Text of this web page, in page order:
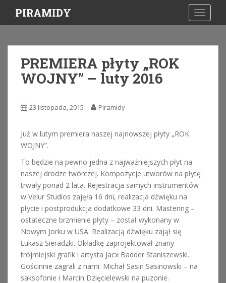
i
PIRAMIDY
PREMIERA płyty „ROK
WOJNY” – luty 2016
23 listopada, 2015 Piramidy
Już w lutym premiera naszej najnowszej płyty „ROK
WOJNY”.
To będzie na pewno jedna z najważniejszych płyt na
naszej drodze twórczej. Kompozycje utworów na płytę
trwały ponad 2 lata. Rejestracja samych instrumentów
w Velur Studios zajęła 16 dni, realizacja dźwięku na
płycie i postprodukcja dodatkowe 33 dni. Mastering –
ostateczne brzmienie płyty – został wykonany w
Nowym Jorku w USA. Realizacją dźwięku zajął się
Łukasz Sieradzki. Okładkę zaprojektował znany
trójmiejski grafik i artysta Jacx Badder Staniszewski.
Gościnnie zagrali z nami: Michał Sasin Sasinowski – na
saksofonie i Marcin Dzięcielewski na puzonie.